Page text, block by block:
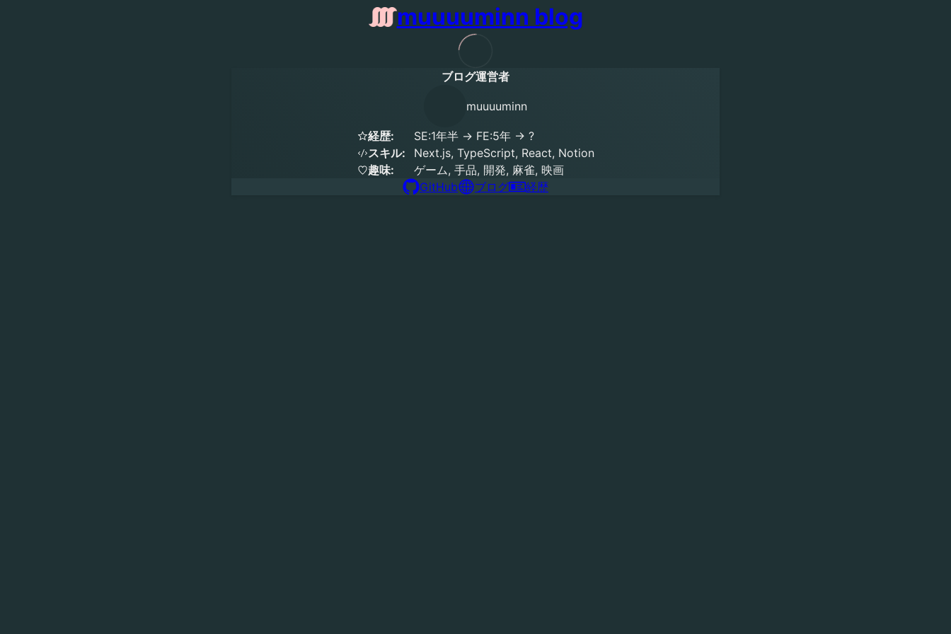
muuuuminn blog
ブログ運営者
muuuuminn
経歴:
SE:1年半 → FE:5年 → ?
スキル:
Next.js, TypeScript, React, Notion
趣味:
ゲーム, 手品, 開発, 麻雀, 映画
GitHub
ブログ 経歴